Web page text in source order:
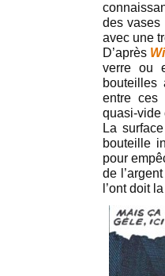
des vases
avec une
D’après
verre ou
bouteilles
entre ces
quasi-vide
La
bouteille
pour
de
l’ont doit